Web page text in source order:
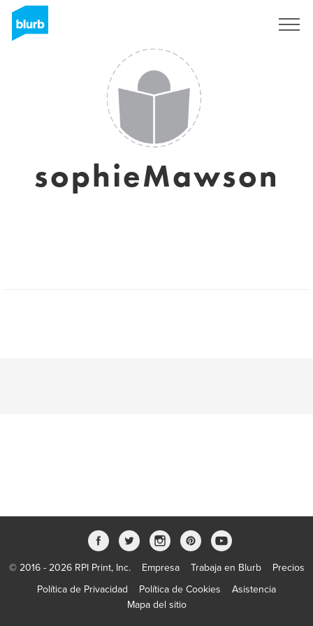
sophieMawson
© 2016 - 2026 RPI Print, Inc. Empresa Trabaja en Blurb
Precios
Política de Privacidad
Política de Cookies
Asistencia
Mapa del sitio